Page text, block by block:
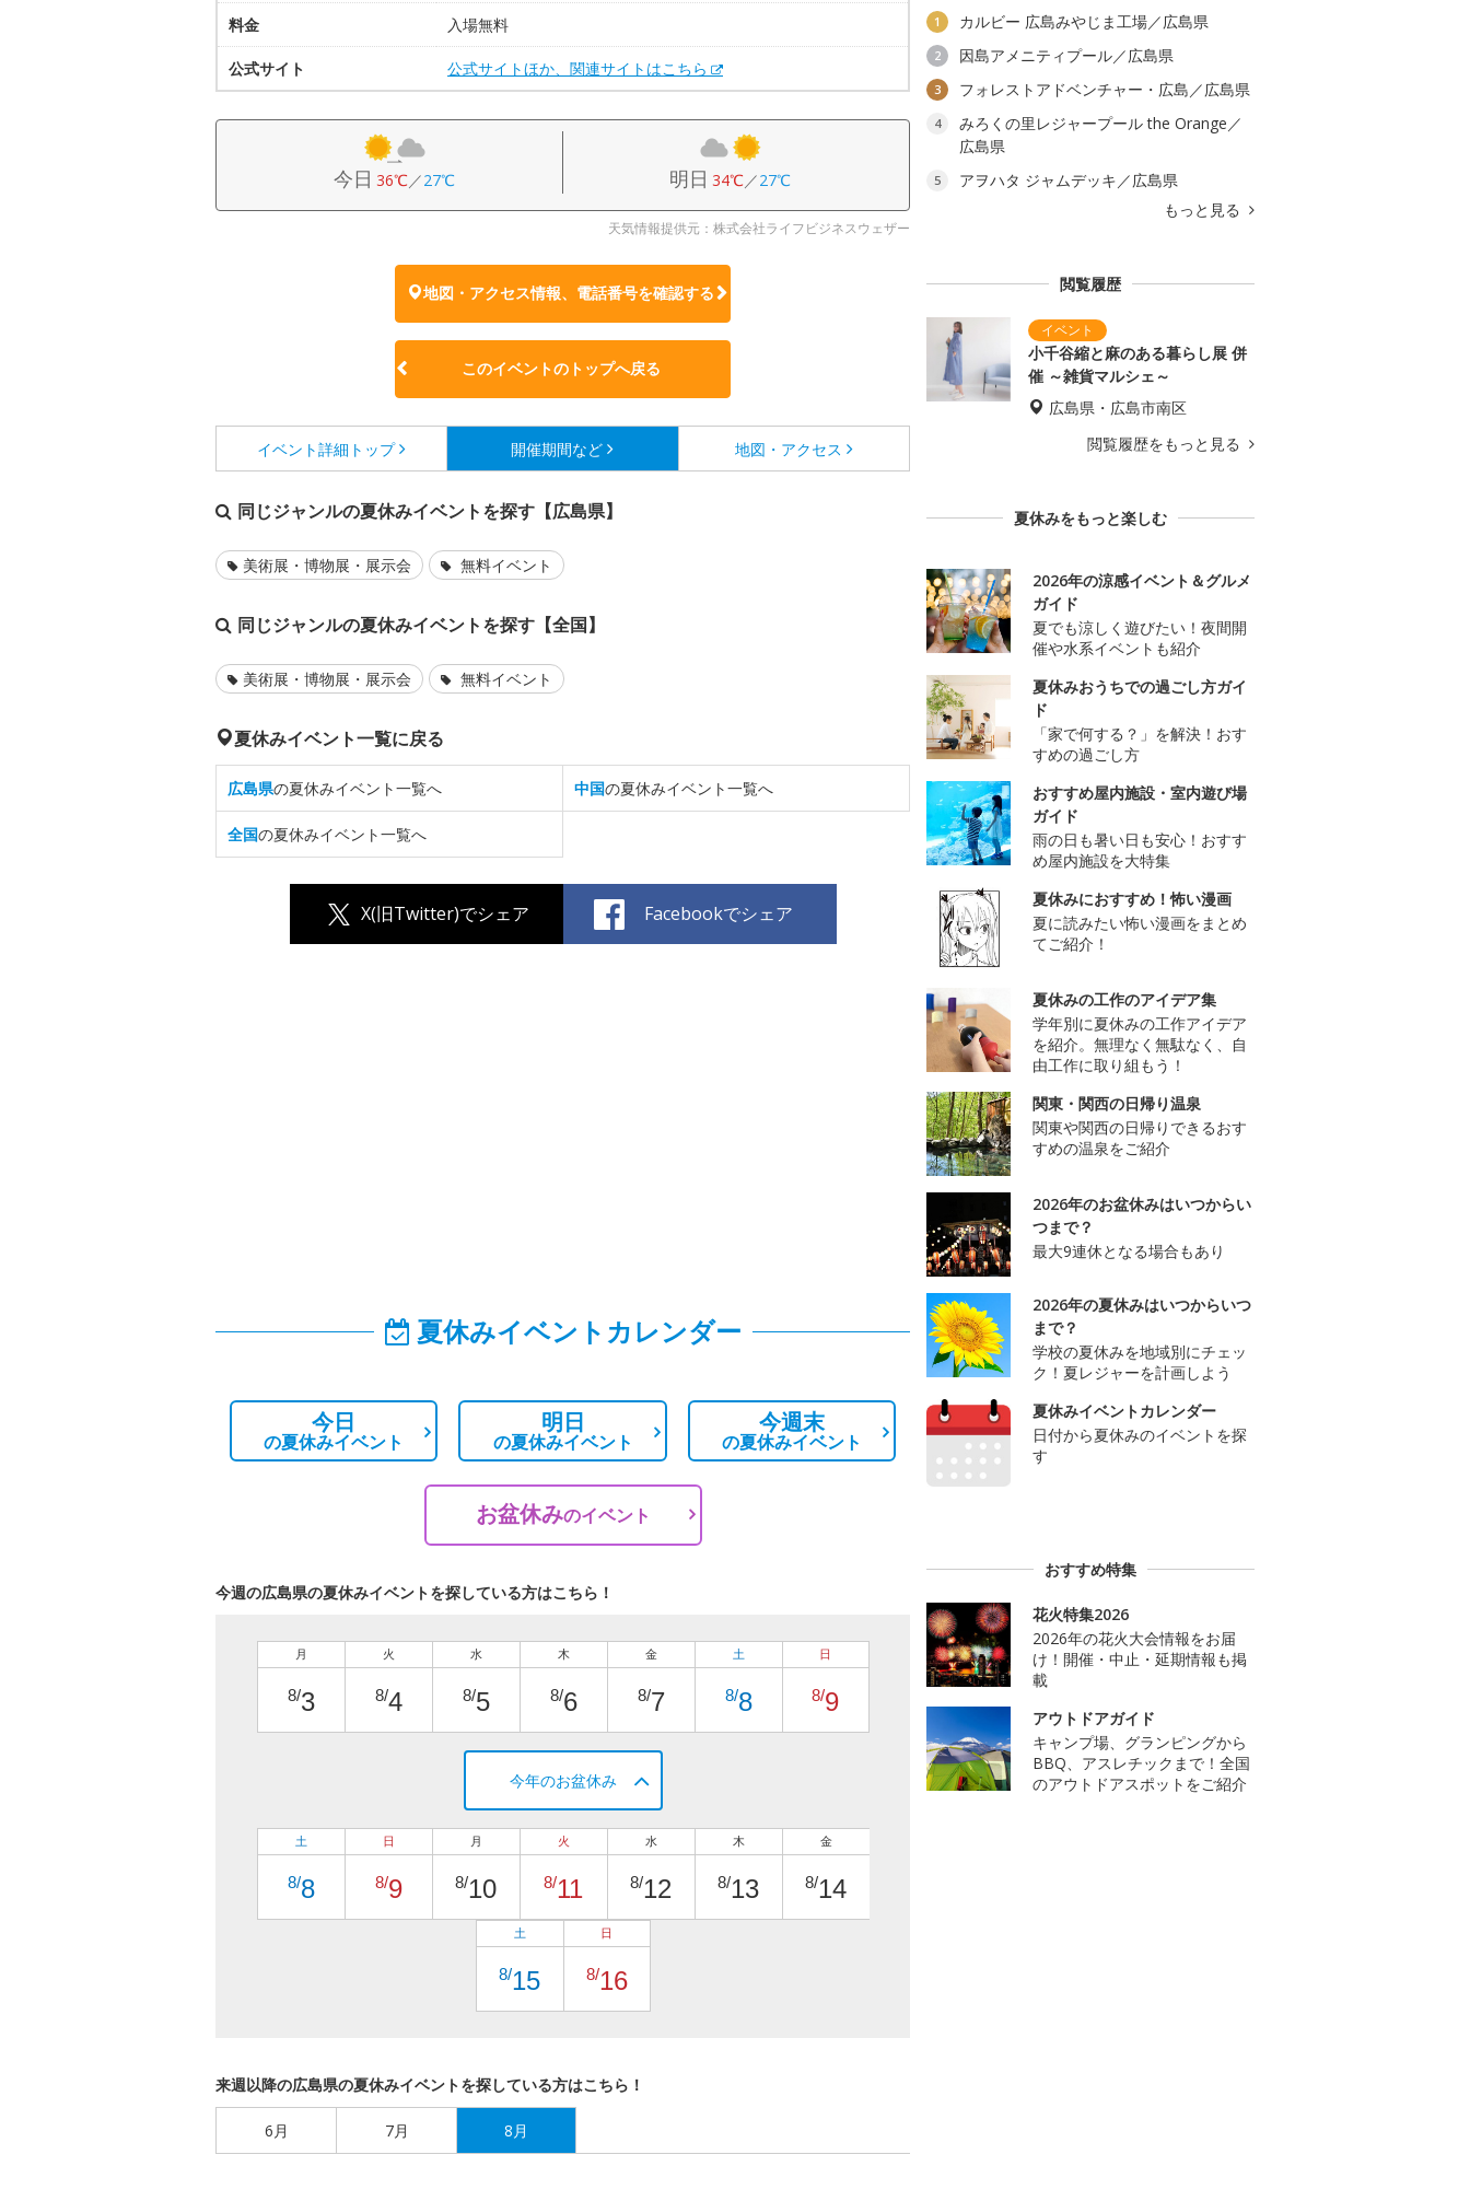
料金 入場無料
公式サイト 公式サイトほか、関連サイトはこちら
今日 36℃／27℃ 明日 34℃／27℃
天気情報提供元：株式会社ライフビジネスウェザー
地図・アクセス情報、電話番号を確認する
このイベントのトップへ戻る
イベント詳細 トップ 開催期間など 地図・アクセス
同じジャンルの夏休みイベントを探す【広島県】
美術展・博物展・展示会 無料イベント
同じジャンルの夏休みイベントを探す【全国】
美術展・博物展・展示会 無料イベント
夏休みイベント一覧に戻る
広島県の夏休みイベント一覧へ 中国の夏休みイベント一覧へ
全国の夏休みイベント一覧へ
X(旧Twitter)でシェア Facebookでシェア
夏休みイベントカレンダー
今日
の夏休みイベント
明日
の夏休みイベント
今週末
の夏休みイベント
お盆休みのイベント
今週の広島県の夏休みイベントを探している方はこちら！
月
8/3
火
8/4
水
8/5
木
8/6
金
8/7
土
8/8
日
8/9
今年のお盆休み
土
8/8
日
8/9
月
8/10
火
8/11
水
8/12
木
8/13
金
8/14
土
8/15
日
8/16
来週以降の広島県の夏休みイベントを探している方はこちら！
6月 7月 8月
1 カルビー 広島みやじま工場／広島県
2 因島アメニティプール／広島県
3 フォレストアドベンチャー・広島／広島県
4
みろくの里レジャープール the Orange／
広島県
5
アヲハタ ジャムデッキ／広島県
もっと見る
閲覧履歴
小千谷縮と麻のある暮らし展 併
催 ～雑貨マルシェ～
広島県・広島市南区
閲覧履歴をもっと見る
夏休みをもっと楽しむ
2026年の涼感イベント＆グルメ
ガイド
夏でも涼しく遊びたい！夜間開
催や水系イベントも紹介
夏休みおうちでの過ごし方ガイ
ド
「家で何する？」を解決！おす
すめの過ごし方
おすすめ屋内施設・室内遊び場
ガイド
雨の日も暑い日も安心！おすす
め屋内施設を大特集
夏休みにおすすめ！怖い漫画
夏に読みたい怖い漫画をまとめ
てご紹介！
夏休みの工作のアイデア集
学年別に夏休みの工作アイデア
を紹介。無理なく無駄なく、自
由工作に取り組もう！
関東・関西の日帰り温泉
関東や関西の日帰りできるおす
すめの温泉をご紹介
2026年のお盆休みはいつからい
つまで？
最大9連休となる場合もあり
2026年の夏休みはいつからいつ
まで？
学校の夏休みを地域別にチェッ
ク！夏レジャーを計画しよう
夏休みイベントカレンダー
日付から夏休みのイベントを探
す
おすすめ特集
花火特集2026
2026年の花火大会情報をお届
け！開催・中止・延期情報も掲
載
アウトドアガイド
キャンプ場、グランピングから
BBQ、アスレチックまで！全国
のアウトドアスポットをご紹介